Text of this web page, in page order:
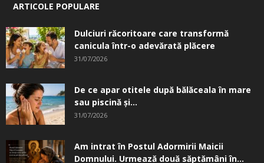
ARTICOLE POPULARE
Dulciuri răcoritoare care transformă
canicula într-o adevărată plăcere
31/07/2026
De ce apar otitele după bălăceala în mare
sau piscină și...
31/07/2026
Am intrat în Postul Adormirii Maicii
Domnului. Urmează două săptămâni în...